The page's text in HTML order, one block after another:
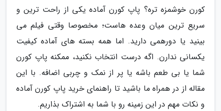
کورن خوشمزه تره؟ پاپ کورن آماده یکی از راحت ترین و
سریع ترین میان وعده هاست؛ مخصوصا وقتی فیلم می
بینید یا دورهمی دارید. اما همه بسته های آماده کیفیت
یکسانی ندارن. اگه درست انتخاب نکنید، ممکنه پاپ کورن
شما یا بی طعم باشه یا پر از نمک و چربی اضافه. با این
مقاله از در همراه ما باشید تا راهنمای خرید پاپ کورن آماده
و نکات مهم در این زمینه رو با شما به اشتراک بذاریم.